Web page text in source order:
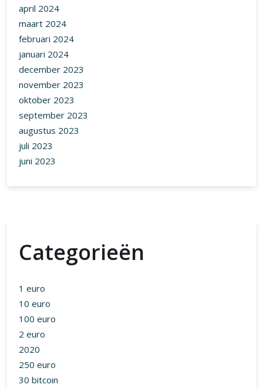
april 2024
maart 2024
februari 2024
januari 2024
december 2023
november 2023
oktober 2023
september 2023
augustus 2023
juli 2023
juni 2023
Categorieën
1 euro
10 euro
100 euro
2 euro
2020
250 euro
30 bitcoin